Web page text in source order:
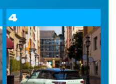
4